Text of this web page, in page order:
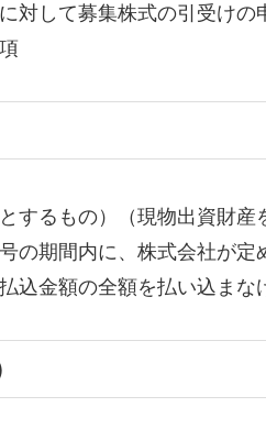
対して募集株式の引受け
するもの）（現物出資財
の期間内に、株式会社が
込金額の全額を払い込まな